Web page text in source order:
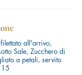
all'arrivo,
Sale, Zucchero di
a petali, servito
15